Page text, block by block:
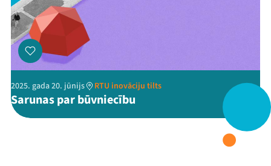
ThreadsFacebookYoutube
X Instagram
Flick TikTok
2025. gada 20. jūnijs RTU inovāciju tilts
Sarunas par būvniecību